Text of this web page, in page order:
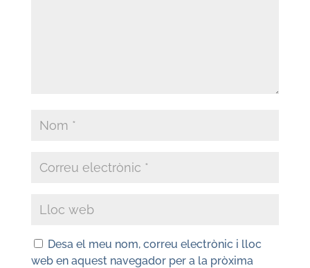
Desa el meu nom, correu electrònic i lloc
web en aquest navegador per a la pròxima